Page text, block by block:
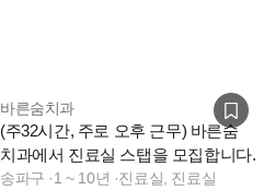
바른숨치과
(주32시간, 주로 오후 근무) 바른숨
치과에서 진료실 스탭을 모집합니다.
송파구 ·1 ~ 10년 ·진료실, 진료실